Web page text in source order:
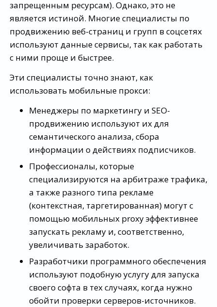
запрещенным ресурсам). Однако, это не
является истиной. Многие специалисты по
продвижению веб-страниц и групп в соцсетях
используют данные сервисы, так как работать
с ними проще и быстрее.
Эти специалисты точно знают, как
использовать мобильные прокси:
Менеджеры по маркетингу и SEO-
продвижению используют их для
семантического анализа, сбора
информации о действиях подписчиков.
Профессионалы, которые
специализируются на арбитраже трафика,
а также разного типа рекламе
(контекстная, таргетированная) могут с
помощью мобильных proxy эффективнее
запускать рекламу и, соответственно,
увеличивать заработок.
Разработчики программного обеспечения
используют подобную услугу для запуска
своего софта в тех случаях, когда нужно
обойти проверки серверов-источников.